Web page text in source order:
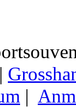
|
|